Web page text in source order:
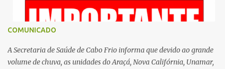
COMUNICADO
A Secretaria de Saúde de Cabo Frio informa que devido ao grande
volume de chuva, as unidades do Araçá, Nova Califórnia, Unamar,